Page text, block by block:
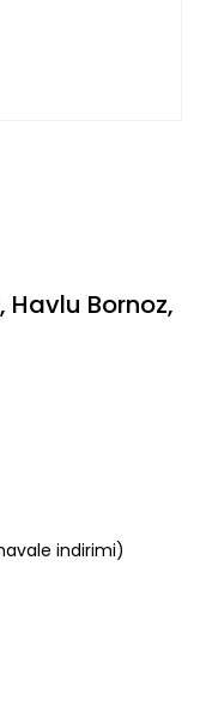
Havlu Bornoz,
indirimi)